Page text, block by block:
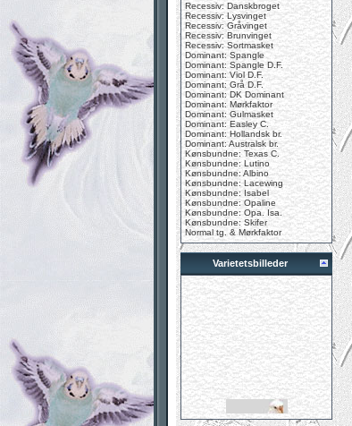
Recessiv: Danskbroget
Recessiv: Lysvinget
Recessiv: Gråvinget
Recessiv: Brunvinget
Recessiv: Sortmasket
Dominant: Spangle
Dominant: Spangle D.F.
Dominant: Viol D.F.
Dominant: Grå D.F.
Dominant: DK Dominant
Dominant: Mørkfaktor
Dominant: Gulmasket
Dominant: Easley C.
Dominant: Hollandsk br.
Dominant: Australsk br.
Kønsbundne: Texas C.
Kønsbundne: Lutino
Kønsbundne: Albino
Kønsbundne: Lacewing
Kønsbundne: Isabel
Kønsbundne: Opaline
Kønsbundne: Opa. Isa.
Kønsbundne: Skifer
Normal tg. & Mørkfaktor
Varietetsbilleder